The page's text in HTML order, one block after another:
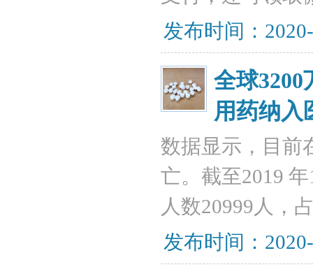
发布时间：
全球
用药纳入
数据显示，目前
亡。截至2019
人数20999人，
发布时间：